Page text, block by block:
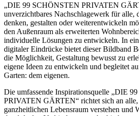
„DIE 99 SCHÖNSTEN PRIVATEN
unverzichtbares Nachschlagewerk für alle,
denken, gestalten oder weiterentwickeln
den Außenraum als erweiterten
individuelle Lösungen zu entwickeln. In
digitaler Eindrücke bietet dieser Bildband
die Möglichkeit, Gestaltung bewusst zu
eigene Ideen zu entwickeln und begleitet
Garten: dem eigenen.
Die umfassende Inspirationsquelle „DIE
PRIVATEN GÄRTEN“ richtet sich an alle,
ganzheitlichen Lebensraum verstehen und